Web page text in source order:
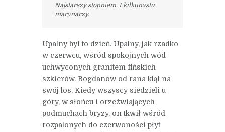
Najstarszy stopniem. I kilkunastu
marynarzy.
Upalny był to dzień. Upalny, jak rzadko
w czerwcu, wśród spokojnych wód
uchwyconych granitem fińskich
szkierów. Bogdanow od rana klął na
swój los. Kiedy wszyscy siedzieli u
góry, w słońcu i orzeźwiających
podmuchach bryzy, on tkwił wśród
rozpalonych do czerwoności płyt